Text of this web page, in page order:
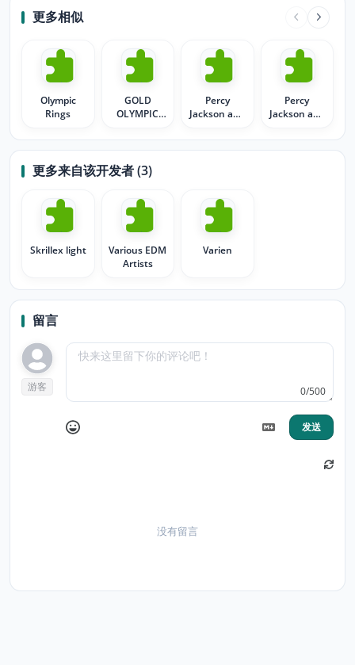
更多相似
Olympic
Rings
GOLD
OLYMPIC
Percy
Jackson and
Olympians
Percy
Jackson and
Olympians
collage
更多来自该开发者 (3)
Skrillex light
Various EDM
Artists
Varien
留言
游客 0/500
发送
没有留言